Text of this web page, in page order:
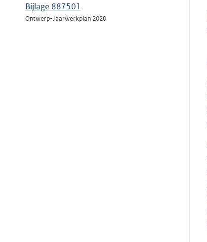
Bijlage 887501
Ontwerp-Jaarwerkplan 2020